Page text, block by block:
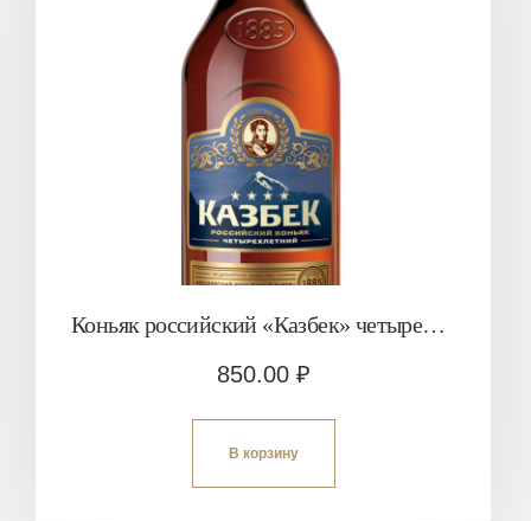
Коньяк российский «Казбек» четырехлетний
850.00 ₽
В корзину